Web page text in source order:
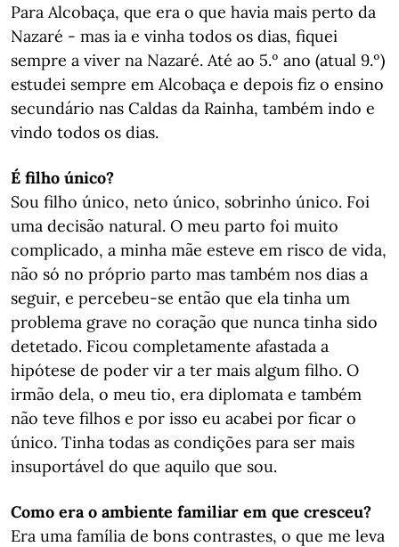
Para Alcobaça, que era o que havia mais perto da
Nazaré - mas ia e vinha todos os dias, fiquei
sempre a viver na Nazaré. Até ao 5.º ano (atual 9.º)
estudei sempre em Alcobaça e depois fiz o ensino
secundário nas Caldas da Rainha, também indo e
vindo todos os dias.
É filho único?
​​​​Sou filho único, neto único, sobrinho único. Foi
uma decisão natural. O meu parto foi muito
complicado, a minha mãe esteve em risco de vida,
não só no próprio parto mas também nos dias a
seguir, e percebeu-se então que ela tinha um
problema grave no coração que nunca tinha sido
detetado. Ficou completamente afastada a
hipótese de poder vir a ter mais algum filho. O
irmão dela, o meu tio, era diplomata e também
não teve filhos e por isso eu acabei por ficar o
único. Tinha todas as condições para ser mais
insuportável do que aquilo que sou.
Como era o ambiente familiar em que cresceu?
Era uma família de bons contrastes, o que me leva